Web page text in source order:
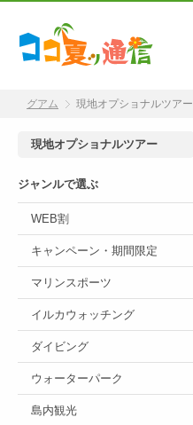
グアム 現地オプショナルツアー
現地オプショナルツアー
ジャンルで選ぶ
WEB割
キャンペーン・期間限定
マリンスポーツ
イルカウォッチング
ダイビング
ウォーターパーク
島内観光